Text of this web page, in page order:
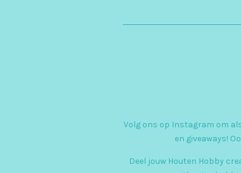
Volg ons op Instagram om
en giveaways!
Deel jouw Houten Hobby